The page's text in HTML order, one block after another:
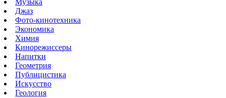
Музыка
Джаз
Фото-кинотехника
Экономика
Химия
Кинорежиссеры
Напитки
Геометрия
Публицистика
Искусство
Геология